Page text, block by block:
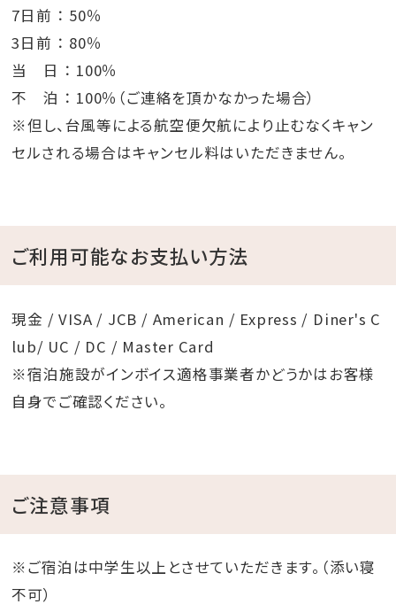
7日前 ： 50％
3日前 ： 80％
当 日 ： 100％
不 泊 ： 100％（ご連絡を頂かなかった場合）
※但し、台風等による航空便欠航により止むなくキャン
セルされる場合はキャンセル料はいただきません。
ご利用可能なお支払い方法
現金 / VISA / JCB / American / Express / Diner's C
lub/ UC / DC / Master Card
※宿泊施設がインボイス適格事業者かどうかはお客様
自身でご確認ください。
ご注意事項
※ご宿泊は中学生以上とさせていただきます。（添い寝
不可）